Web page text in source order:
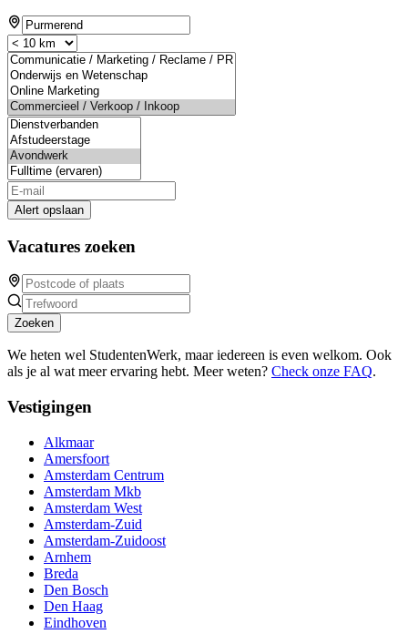
Alert opslaan
Vacatures zoeken
Zoeken
We heten wel StudentenWerk, maar iedereen is even welkom. Ook
als je al wat meer ervaring hebt. Meer weten? Check onze FAQ.
Vestigingen
Alkmaar
Amersfoort
Amsterdam Centrum
Amsterdam Mkb
Amsterdam West
Amsterdam-Zuid
Amsterdam-Zuidoost
Arnhem
Breda
Den Bosch
Den Haag
Eindhoven